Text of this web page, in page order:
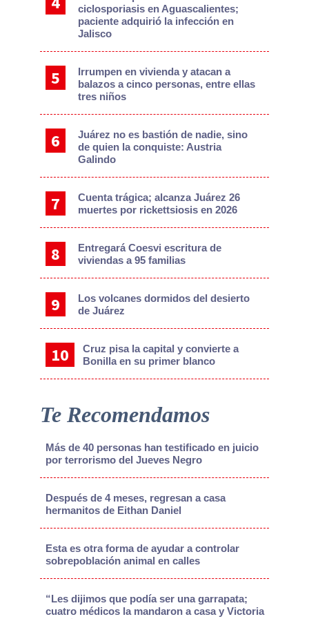
ciclosporiasis en Aguascalientes;
paciente adquirió la infección en
Jalisco
Irrumpen en vivienda y atacan a
balazos a cinco personas, entre ellas
tres niños
Juárez no es bastión de nadie, sino
de quien la conquiste: Austria
Galindo
Cuenta trágica; alcanza Juárez 26
muertes por rickettsiosis en 2026
Entregará Coesvi escritura de
viviendas a 95 familias
Los volcanes dormidos del desierto
de Juárez
Cruz pisa la capital y convierte a
Bonilla en su primer blanco
Te Recomendamos
Más de 40 personas han testificado en juicio
por terrorismo del Jueves Negro
Después de 4 meses, regresan a casa
hermanitos de Eithan Daniel
Esta es otra forma de ayudar a controlar
sobrepoblación animal en calles
“Les dijimos que podía ser una garrapata;
cuatro médicos la mandaron a casa y Victoria